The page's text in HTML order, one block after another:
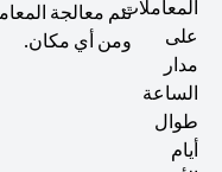
تتم معالجة
ومن أي مكان.